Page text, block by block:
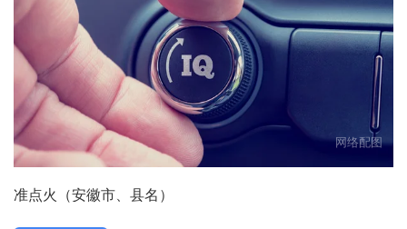
网络配图
准点火（安徽市、县名）